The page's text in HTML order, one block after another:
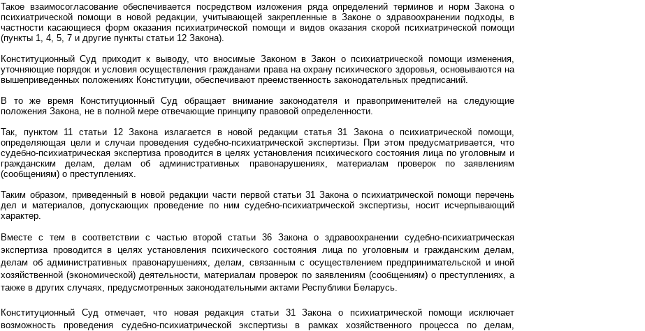
Такое взаимосогласование обеспечивается посредством изложения ряда определений терминов и норм Закона о
психиатрической помощи в новой редакции, учитывающей закрепленные в Законе о здравоохранении подходы, в
частности касающиеся форм оказания психиатрической помощи и видов оказания скорой психиатрической помощи
(пункты 1, 4, 5, 7 и другие пункты статьи 12 Закона).
Конституционный Суд приходит к выводу, что вносимые Законом в Закон о психиатрической помощи изменения,
уточняющие порядок и условия осуществления гражданами права на охрану психического здоровья, основываются на
вышеприведенных положениях Конституции, обеспечивают преемственность законодательных предписаний.
В то же время Конституционный Суд обращает внимание законодателя и правоприменителей на следующие
положения Закона, не в полной мере отвечающие принципу правовой определенности.
Так, пунктом 11 статьи 12 Закона излагается в новой редакции статья 31 Закона о психиатрической помощи,
определяющая цели и случаи проведения судебно-психиатрической экспертизы. При этом предусматривается, что
судебно-психиатрическая экспертиза проводится в целях установления психического состояния лица по уголовным и
гражданским делам, делам об административных правонарушениях, материалам проверок по заявлениям
(сообщениям) о преступлениях.
Таким образом, приведенный в новой редакции части первой статьи 31 Закона о психиатрической помощи перечень
дел и материалов, допускающих проведение по ним судебно-психиатрической экспертизы, носит исчерпывающий
характер.
Вместе с тем в соответствии с частью второй статьи 36 Закона о здравоохранении судебно-психиатрическая
экспертиза проводится в целях установления психического состояния лица по уголовным и гражданским делам,
делам об административных правонарушениях, делам, связанным с осуществлением предпринимательской и иной
хозяйственной (экономической) деятельности, материалам проверок по заявлениям (сообщениям) о преступлениях, а
также в других случаях, предусмотренных законодательными актами Республики Беларусь.
Конституционный Суд отмечает, что новая редакция статьи 31 Закона о психиатрической помощи исключает
возможность проведения судебно-психиатрической экспертизы в рамках хозяйственного процесса по делам,